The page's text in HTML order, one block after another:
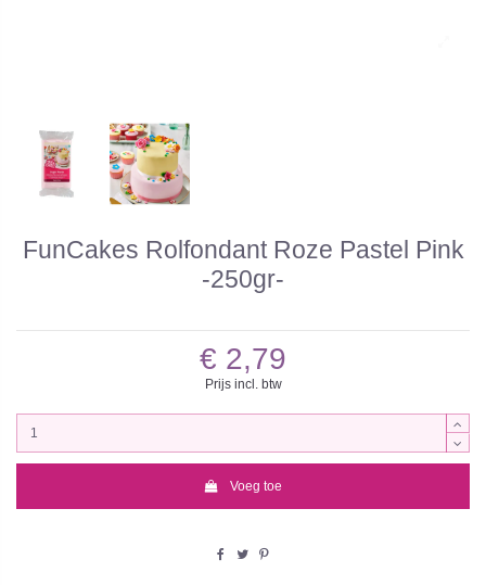
FunCakes Rolfondant Roze Pastel Pink
-250gr-
€ 2,79
Prijs incl. btw
Voeg toe